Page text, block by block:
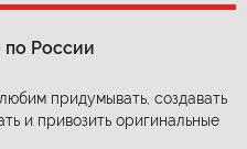
по России
придумывать, создавать
и привозить оригинальные